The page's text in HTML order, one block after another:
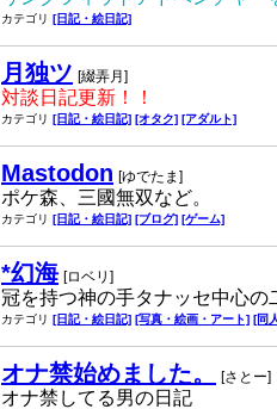
カテゴリ [日記・絵日記]
月独ツ [綴弄月]
対談日記更新！！
カテゴリ [日記・絵日記] [オタク] [アダルト]
Mastodon [ゆでたま]
ポケ森、三國無双など。
カテゴリ [日記・絵日記] [ブログ] [ゲーム]
*幻海 [ロベリ]
冠を持つ神の手タナッセ中心
カテゴリ [日記・絵日記] [写真・絵画・アート] [同
オナ禁始めました。 [さとー]
オナ禁してる男の日記